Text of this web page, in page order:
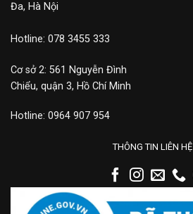
Đa, Hà Nội
Hotline: 078 3455 333
Cơ sở 2: 561 Nguyễn Đình
Chiểu, quận 3, Hồ Chí Minh
Hotline: 0964 907 954
THÔNG TIN LIÊN HỆ